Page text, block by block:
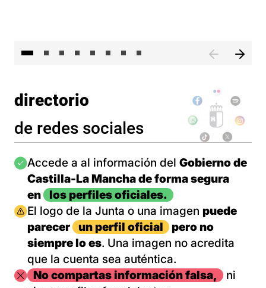
directorio
de redes sociales
Imagen
Accede a al información del Gobierno de
Castilla-La Mancha de forma segura
en
los perfiles oficiales.
Imagen
El logo de la Junta o una imagen puede
parecer
un perfil oficial
pero no
siempre lo es. Una imagen no acredita
que la cuenta sea auténtica.
ImagenNo compartas información falsa,
ni